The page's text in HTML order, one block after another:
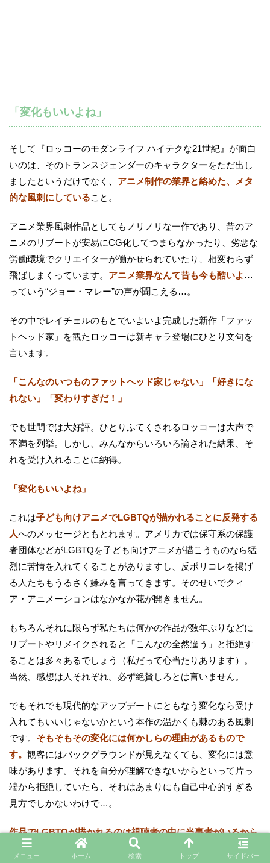
「変化もいいよね」
そして『ロッコーのモダンライフ ハイテクな21世紀』が面白
いのは、そのトランスジェンダーのキャラクターをただ出し
ましたというだけでなく、 アニメ制作の業界と絡めた、メタ
的な風刺にしていること。
アニメ業界風刺作品としてもノリノリな一作であり、昔のア
ニメのリブートが安易にCG化してつまらなかったり、劣悪な
労働環境でクリエイターが働かせられていたり、相変わらず
飛ばしまくっています。 アニメ業界なんて昔も今も酷いよ …
っていう“ジョー・マレー”の声が聞こえる…。
その中でレイチェルのもとでいよいよ完成した新作「ファッ
トヘッド家」を観たロッコーは新キャラ登場にひとり文句を
言います。
「こんなのいつものファットヘッド家じゃない」「好きにな
れない」「変わりすぎだ！」
でも世間では大好評。ひとりふてくされるロッコーは大声で
不満を列挙。しかし、みんなからいろいろ諭された結果、そ
れを受け入れることに納得。
「変化もいいよね」
これは子ども向けアニメでLGBTQが描かれることに反発する
人へのメッセージともとれます。アメリカでは保守系の保護
者団体などがLGBTQを子ども向けアニメが描こうものなら猛
烈に苦情を入れてくることがありますし、反ポリコレを掲げ
る人たちもうるさく嫌みを言ってきます。そのせいでクィ
ア・アニメーションはなかなか花が開きません。
もちろんそれに限らず私たちは何かの作品が数年ぶりなどに
リブートやリメイクされると「こんなの全然違う」と拒絶す
ることは多々あるでしょう（私だって心当たりあります）。
当然、感想は人それぞれ。必ず絶賛しろとは言いません。
でもそれでも現代的なアップデートにともなう変化なら受け
入れてもいいじゃないかという本作の温かくも棘のある風刺
です。 そもそもその変化には何かしらの理由があるもので
す。 観客にはバックグラウンドが見えなくても、変化には意
味があります。それを自分が理解できないからといって片っ
端から拒絶していたら、それはあまりにも自己中心的すぎる
見方でしかないわけで…。
作品でLGBTQが描かれるのは視聴者の中に当事者がいるから
です。
たったそれだけのこと。世間にわかってもらえるまで
メニュー ホーム 検索 トップ サイドバー